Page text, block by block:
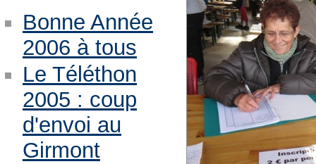
Bonne Année
2006 à tous
Le Téléthon
2005 : coup
d'envoi au
Girmont